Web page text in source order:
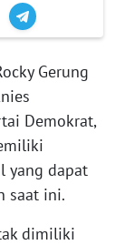
Gerung
Demokrat,
yang dapat
saat ini.
dimiliki